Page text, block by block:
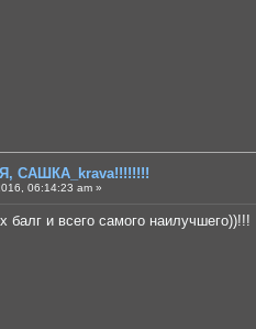
САШКА_krava!!!!!!!!
06:14:23 am »
балг и всего самого наилучшего))!!!